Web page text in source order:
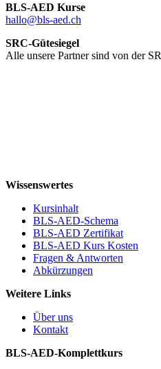
BLS-AED Kurse
hallo@bls-aed.ch
SRC-Gütesiegel
Alle unsere Partner sind von der
Wissenswertes
Kursinhalt
BLS-AED-Schema
BLS-AED Zertifikat
BLS-AED Kurs Kosten
Fragen & Antworten
Abkürzungen
Weitere Links
Über uns
Kontakt
BLS-AED-Komplettkurs